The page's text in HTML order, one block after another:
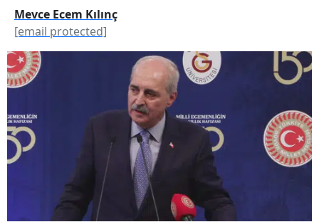
Mevce Ecem Kılınç
[email protected]